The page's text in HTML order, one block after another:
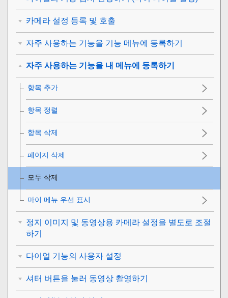
카메라 설정 등록 및 호출
자주 사용하는 기능을 기능 메뉴에 등록하기
자주 사용하는 기능을 내 메뉴에 등록하기
항목 추가
항목 정렬
항목 삭제
페이지 삭제
모두 삭제
마이 메뉴 우선 표시
정지 이미지 및 동영상용 카메라 설정을 별도로 조절
하기
다이얼 기능의 사용자 설정
셔터 버튼을 눌러 동영상 촬영하기